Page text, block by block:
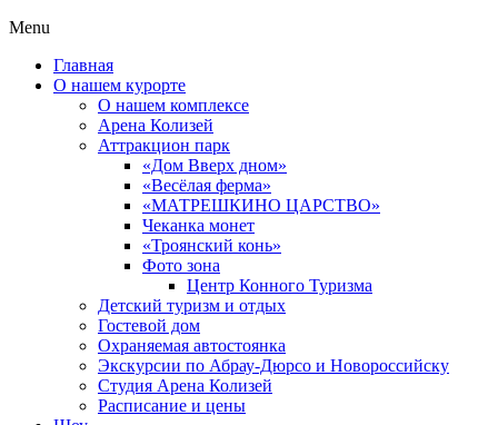
Menu
Главная
О нашем курорте
О нашем комплексе
Арена Колизей
Аттракцион парк
«Дом Вверх дном»
«Весёлая ферма»
«МАТРЕШКИНО ЦАРСТВО»
Чеканка монет
«Троянский конь»
Фото зона
Центр Конного Туризма
Детский туризм и отдых
Гостевой дом
Охраняемая автостоянка
Экскурсии по Абрау-Дюрсо и Новороссийску
Студия Арена Колизей
Расписание и цены